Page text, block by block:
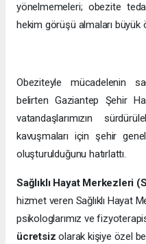
yönelmemeleri; obezite
hekim görüşü almaları büyük
Obeziteyle mücadelenin
belirten Gaziantep Şehir
vatandaşlarımızın
kavuşmaları için şehir
oluşturulduğunu hatırlattı.
Sağlıklı Hayat Merkezleri
hizmet veren Sağlıklı Hayat
psikologlarımız ve
ücretsiz olarak kişiye özel